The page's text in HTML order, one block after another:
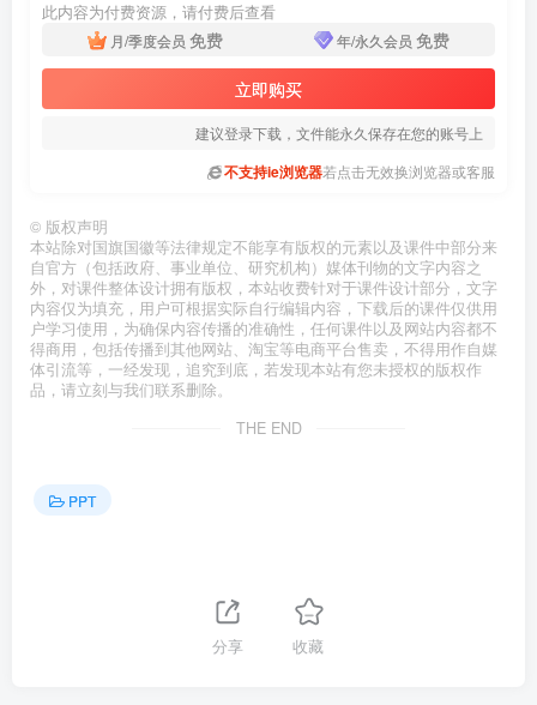
此内容为付费资源，请付费后查看
月/季度会员 免费 年/永久会员 免费
立即购买
建议登录下载，文件能永久保存在您的账号上
不支持ie浏览器若点击无效换浏览器或客服
© 版权声明
本站除对国旗国徽等法律规定不能享有版权的元素以及课件中部分来
自官方（包括政府、事业单位、研究机构）媒体刊物的文字内容之
外，对课件整体设计拥有版权，本站收费针对于课件设计部分，文字
内容仅为填充，用户可根据实际自行编辑内容，下载后的课件仅供用
户学习使用，为确保内容传播的准确性，任何课件以及网站内容都不
得商用，包括传播到其他网站、淘宝等电商平台售卖，不得用作自媒
体引流等，一经发现，追究到底，若发现本站有您未授权的版权作
品，请立刻与我们联系删除。
THE END
PPT
分享 收藏